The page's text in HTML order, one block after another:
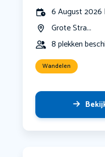
6 August 2026
Grote Stra...
8 plekken
Wandelen